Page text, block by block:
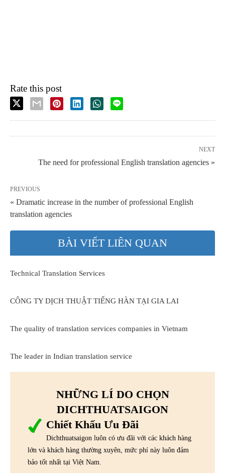
Rate this post
NEXT
The need for professional English translation agencies »
PREVIOUS
« Dramatic increase in the number of professional English
translation agencies
BÀI VIẾT LIÊN QUAN
Technical Translation Services
CÔNG TY DỊCH THUẬT TIẾNG HÀN TẠI GIA LAI
The quality of translation services companies in Vietnam
The leader in Indian translation service
NHỮNG LÍ DO CHỌN
DICHTHUATSAIGON
Chiết Khấu Ưu Đãi
Dichthuatsaigon luôn có ưu đãi với các khách hàng
lớn và khách hàng thường xuyên, mức phí này luôn đảm
bảo tốt nhất tại Việt Nam.